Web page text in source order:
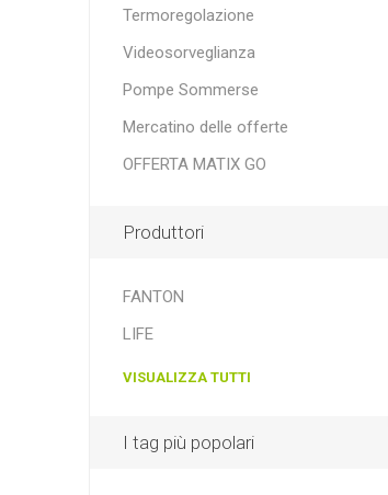
Termoregolazione
Videosorveglianza
Pompe Sommerse
Mercatino delle offerte
OFFERTA MATIX GO
Produttori
FANTON
LIFE
VISUALIZZA TUTTI
I tag più popolari